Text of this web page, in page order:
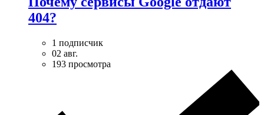
404?
1 подписчик
02 авг.
193 просмотра